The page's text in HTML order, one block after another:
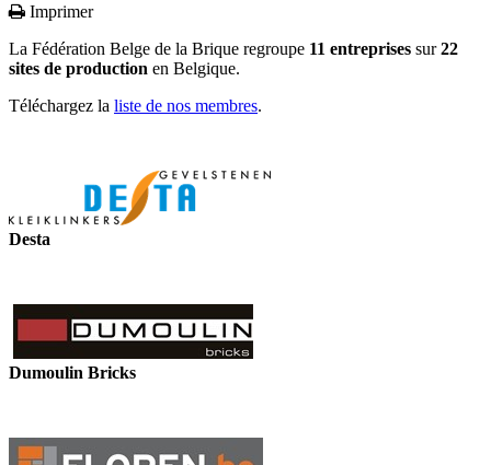
Imprimer
La Fédération Belge de la Brique regroupe 11 entreprises sur22
sites de production en Belgique.
Téléchargez la liste de nos membres.
Desta
Dumoulin Bricks